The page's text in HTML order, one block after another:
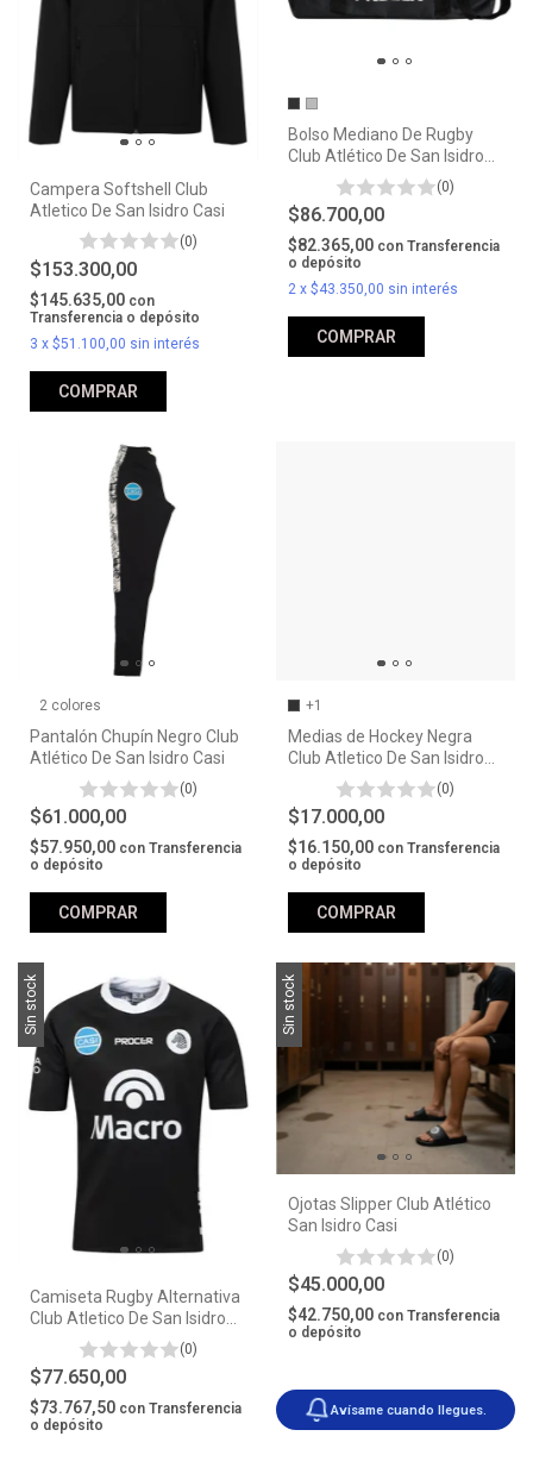
Campera Softshell Club
Atletico De San Isidro Casi
(0)
$153.300,00
$145.635,00 con
Transferencia o depósito
3 x $51.100,00 sin interés
COMPRAR
Bolso Mediano De Rugby
Club Atlético De San Isidro
(0)
$86.700,00
$82.365,00 con Transferencia
o depósito
2 x $43.350,00 sin interés
COMPRAR
2 colores
Pantalón Chupín Negro Club
Atlético De San Isidro Casi
(0)
$61.000,00
$57.950,00 con Transferencia
o depósito
COMPRAR
+1
Medias de Hockey Negra
Club Atletico De San Isidro
(0)
$17.000,00
$16.150,00 con Transferencia
o depósito
COMPRAR
Sin stock
Camiseta Rugby Alternativa
Club Atletico De San Isidro
(0)
$77.650,00
$73.767,50 con Transferencia
o depósito
Sin stock
Ojotas Slipper Club Atlético
San Isidro Casi
(0)
$45.000,00
$42.750,00 con Transferencia
o depósito
Avísame cuando llegues.